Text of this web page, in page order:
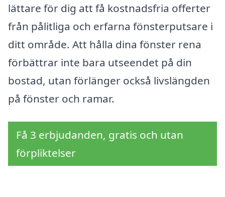
lättare för dig att få kostnadsfria offerter
från pålitliga och erfarna fönsterputsare i
ditt område. Att hålla dina fönster rena
förbättrar inte bara utseendet på din
bostad, utan förlänger också livslängden
på fönster och ramar.
Få 3 erbjudanden, gratis och utan
förpliktelser